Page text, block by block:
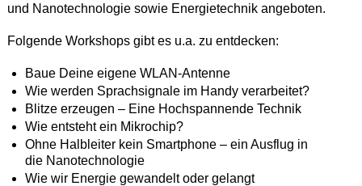
und Nanotechnologie sowie Energietechnik angeboten.
Folgende Workshops gibt es u.a. zu entdecken:
Baue Deine eigene WLAN-Antenne
Wie werden Sprachsignale im Handy verarbeitet?
Blitze erzeugen – Eine Hochspannende Technik
Wie entsteht ein Mikrochip?
Ohne Halbleiter kein Smartphone – ein Ausflug in
die Nanotechnologie
Wie wir Energie gewandelt oder gelangt